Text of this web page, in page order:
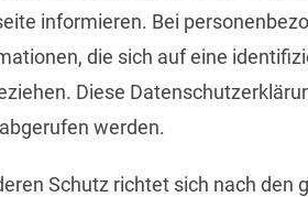
informieren. Bei
die sich auf eine
Diese
werden.
Schutz richtet sich nach den